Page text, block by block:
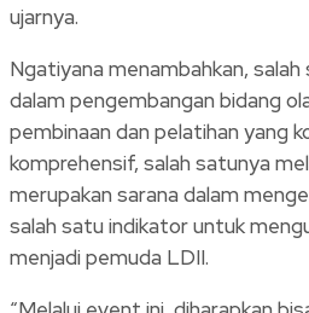
ujarnya.
Ngatiyana menambahkan,
dalam pengembangan bidang
pembinaan dan pelatihan yang
komprehensif, salah satunya
merupakan sarana dalam
salah satu indikator untuk
menjadi pemuda LDII.